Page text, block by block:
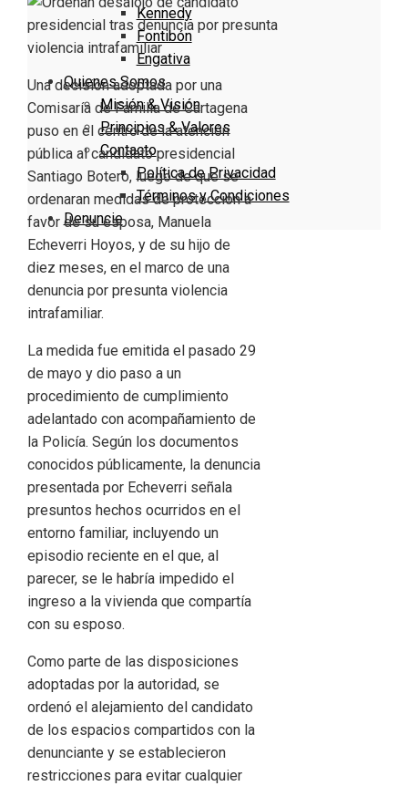
Kennedy
Fontibón
Engativa
Quienes Somos
Misión & Visión
Principios & Valores
Contacto
Política de Privacidad
Términos y Condiciones
Denuncie
Una decisión adoptada por una
Comisaría de Familia de Cartagena
puso en el centro de la atención
pública al candidato presidencial
Santiago Botero, luego de que se
ordenaran medidas de protección a
favor de su esposa, Manuela
Echeverri Hoyos, y de su hijo de
diez meses, en el marco de una
denuncia por presunta violencia
intrafamiliar.
La medida fue emitida el pasado 29
de mayo y dio paso a un
procedimiento de cumplimiento
adelantado con acompañamiento de
la Policía. Según los documentos
conocidos públicamente, la denuncia
presentada por Echeverri señala
presuntos hechos ocurridos en el
entorno familiar, incluyendo un
episodio reciente en el que, al
parecer, se le habría impedido el
ingreso a la vivienda que compartía
con su esposo.
Como parte de las disposiciones
adoptadas por la autoridad, se
ordenó el alejamiento del candidato
de los espacios compartidos con la
denunciante y se establecieron
restricciones para evitar cualquier